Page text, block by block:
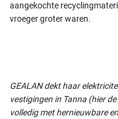
aangekochte
vroeger groter waren.
GEALAN dekt haar
vestigingen in Tanna (hier
volledig met hernieuwbare